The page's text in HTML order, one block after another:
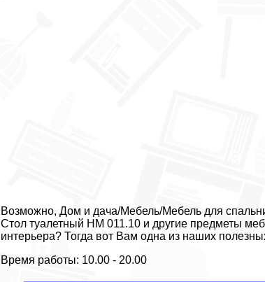
Возможно, Дом и дача/Мебель/Мебель для
Стол туалетный НМ 011.10 и другие предметы
интерьера? Тогда вот Вам одна из наших
Время работы: 10.00 - 20.00